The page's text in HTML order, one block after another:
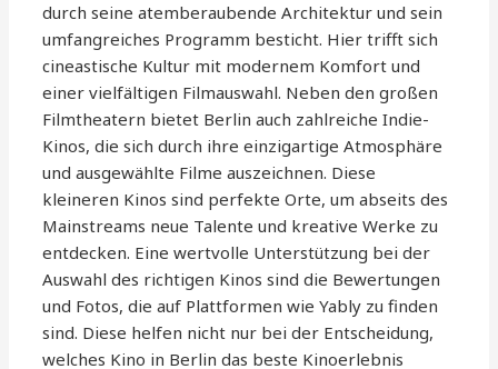
durch seine atemberaubende Architektur und sein
umfangreiches Programm besticht. Hier trifft sich
cineastische Kultur mit modernem Komfort und
einer vielfältigen Filmauswahl. Neben den großen
Filmtheatern bietet Berlin auch zahlreiche Indie-
Kinos, die sich durch ihre einzigartige Atmosphäre
und ausgewählte Filme auszeichnen. Diese
kleineren Kinos sind perfekte Orte, um abseits des
Mainstreams neue Talente und kreative Werke zu
entdecken. Eine wertvolle Unterstützung bei der
Auswahl des richtigen Kinos sind die Bewertungen
und Fotos, die auf Plattformen wie Yably zu finden
sind. Diese helfen nicht nur bei der Entscheidung,
welches Kino in Berlin das beste Kinoerlebnis